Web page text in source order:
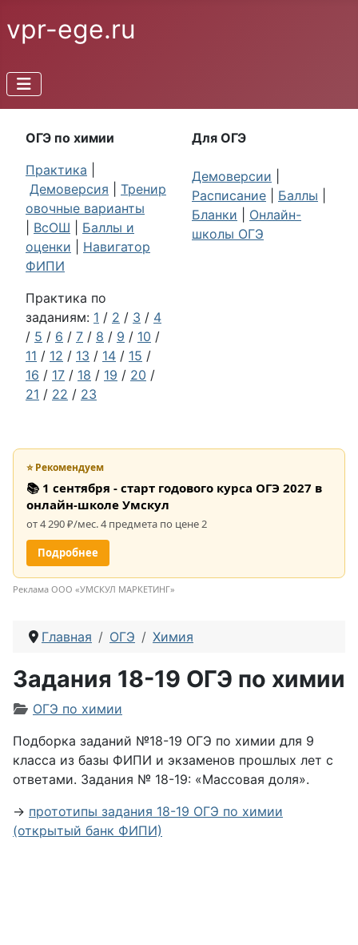
vpr-ege.ru
ОГЭ по химии
Практика
Демоверсия
Тренир
овочные варианты
ВсОШ
Баллы и
оценки
Навигатор
ФИПИ
Практика по
заданиям: 1 / 2 / 3 / 4
/ 5 / 6 / 7 / 8 / 9 / 10 /
11 / 12 / 13 / 14 / 15 /
16 / 17 / 18 / 19 / 20 /
21 / 22 / 23
Для ОГЭ
Демоверсии
Расписание
Баллы
Бланки
Онлайн-
школы ОГЭ
⭐ Рекомендуем
📚 1 сентября - старт годового курса ОГЭ 2027 в
онлайн-школе Умскул
от 4 290 ₽/мес. 4 предмета по цене 2
Подробнее
Реклама ООО «УМСКУЛ МАРКЕТИНГ»
Главная ОГЭ Химия
Задания 18-19 ОГЭ по химии
Информация о материале
ОГЭ по химии
Подборка заданий №18-19 ОГЭ по химии для 9
класса из базы ФИПИ и экзаменов прошлых лет с
ответами. Задания № 18-19: «Массовая доля».
→ прототипы задания 18-19 ОГЭ по химии
(открытый банк ФИПИ)